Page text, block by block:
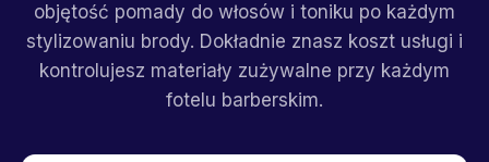
objętość pomady do włosów i toniku po każdym
stylizowaniu brody. Dokładnie znasz koszt usługi i
kontrolujesz materiały zużywalne przy każdym
fotelu barberskim.